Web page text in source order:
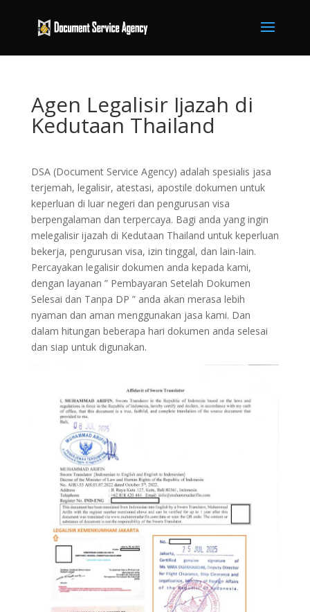
Agen Legalisir Ijazah di
Kedutaan Thailand
DSA (Document Service Agency) adalah spesialis jasa
terjemah, legalisir, atestasi, apostile dokumen untuk
keperluan di luar negeri dan pengurusan visa
berpengalaman dan terpercaya. Bagi anda yang ingin
melegalisir ijazah di Kedutaan Thailand untuk keperluan
bekerja, pengurusan visa, izin tinggal, dan lain-lain.
Percayakan legalisir dokumen anda kepada kami,
dengan layanan ” Pembayaran Setelah Dokumen
Selesai dan Tanpa DP ” anda akan merasa lebih
nyaman dan aman menggunakan jasa kami. Dan
dalam hitungan beberapa hari dokumen anda selesai
dan siap untuk digunakan.